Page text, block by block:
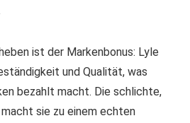
ist der Markenbonus: Lyle
und Qualität, was
bezahlt macht. Die schlichte,
sie zu einem echten